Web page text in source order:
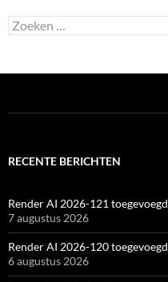
Zoeken
naar:
RECENTE BERICHTEN
Render AI 2026-121 toegevoegd
7 augustus 2026
Render AI 2026-120 toegevoegd
6 augustus 2026